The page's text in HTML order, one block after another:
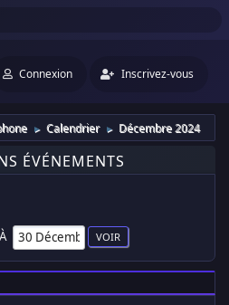
Connexion Inscrivez-vous
► Calendrier ► Décembre 2024
ÉVÉNEMENTS
À